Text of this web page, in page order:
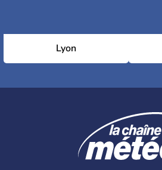
Lyon